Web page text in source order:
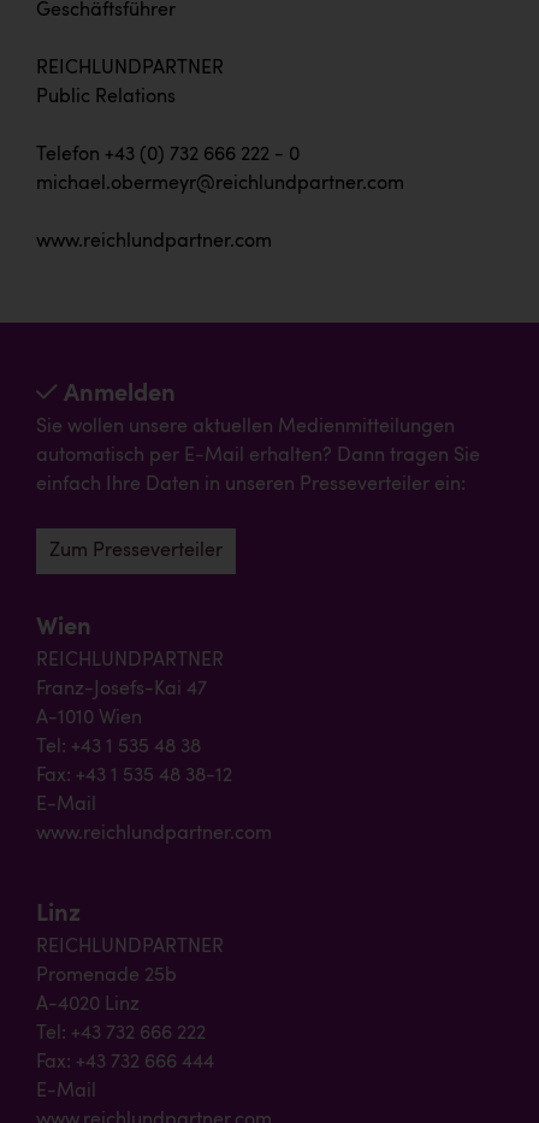
Geschäftsführer
REICHLUNDPARTNER
Public Relations
Telefon +43 (0) 732 666 222 - 0
michael.obermeyr@reichlundpartner.com
www.reichlundpartner.com
Anmelden
Sie wollen unsere aktuellen Medienmitteilungen
automatisch per E-Mail erhalten? Dann tragen Sie
einfach Ihre Daten in unseren Presseverteiler ein:
Zum Presseverteiler
Wien
REICHLUNDPARTNER
Franz-Josefs-Kai 47
A-1010 Wien
Tel: +43 1 535 48 38
Fax: +43 1 535 48 38-12
E-Mail
www.reichlundpartner.com
Linz
REICHLUNDPARTNER
Promenade 25b
A-4020 Linz
Tel: +43 732 666 222
Fax: +43 732 666 444
E-Mail